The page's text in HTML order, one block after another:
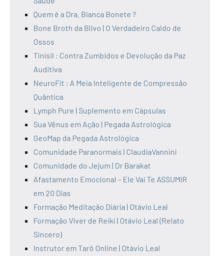
Quem é a Dra. Bianca Bonete ?
Bone Broth da Blivo | O Verdadeiro Caldo de
Ossos
Tinisil : Contra Zumbidos e Devolução da Paz
Auditiva
NeuroFit : A Meia Inteligente de Compressão
Quântica
Lymph Pure | Suplemento em Cápsulas
Sua Vênus em Ação | Pegada Astrológica
GeoMap da Pegada Astrológica
Comunidade Paranormais | ClaudiaVannini
Comunidade do Jejum | Dr Barakat
Afastamento Emocional – Ele Vai Te ASSUMIR
em 20 Dias
Formação Meditação Diária | Otávio Leal
Formação Viver de Reiki | Otávio Leal (Relato
Sincero)
Instrutor em Tarô Online | Otávio Leal